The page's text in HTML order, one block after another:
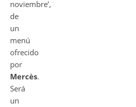
noviembre’,
de
un
menú
ofrecido
por
Mercès.
Será
un